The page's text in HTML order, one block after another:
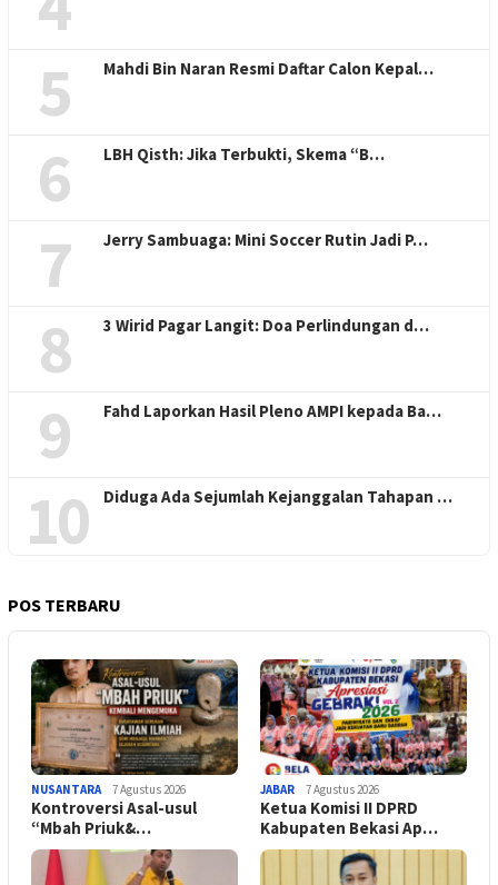
5 Mahdi Bin Naran Resmi Daftar Calon Kepal…
6 LBH Qisth: Jika Terbukti, Skema “B…
7 Jerry Sambuaga: Mini Soccer Rutin Jadi P…
8 3 Wirid Pagar Langit: Doa Perlindungan d…
9 Fahd Laporkan Hasil Pleno AMPI kepada Ba…
10 Diduga Ada Sejumlah Kejanggalan Tahapan …
POS TERBARU
NUSANTARA 7 Agustus 2026
Kontroversi Asal-usul
“Mbah Priuk&…
JABAR 7 Agustus 2026
Ketua Komisi II DPRD
Kabupaten Bekasi Ap…